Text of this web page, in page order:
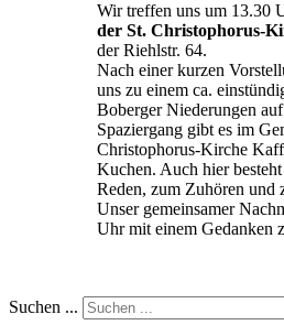
Wir treffen uns um 13.30
der St. Christophorus-
der Riehlstr. 64.
Nach einer kurzen
uns zu einem ca.
Boberger Niederungen
Spaziergang gibt es im
Christophorus-Kirche
Kuchen. Auch hier
Reden, zum Zuhören und
Unser gemeinsamer
Uhr mit einem Gedanken
Suchen ...